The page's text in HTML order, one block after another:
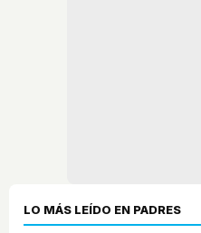
LO MÁS LEÍDO EN PADRES